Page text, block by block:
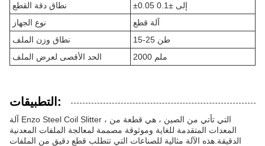
نطاق دقة القطع
±0.05 إلى ±0.1
نوع الجهاز
آلة قطع
نطاق وزن الملف
15-25 طن
الحد الأقصى لعرض الملف
2000 ملم
التطبيقات:
آلة Enzo Steel Coil Slitter ، التي تأتي من الصين ، هي قطعة من
المعدات المتقدمة للغاية وموثوقة مصممة لمعالجة الملفات المعدنية
الدقيقة.هذه الآلة مثالية للصناعات التي تتطلب قطع دقيق من الملفات